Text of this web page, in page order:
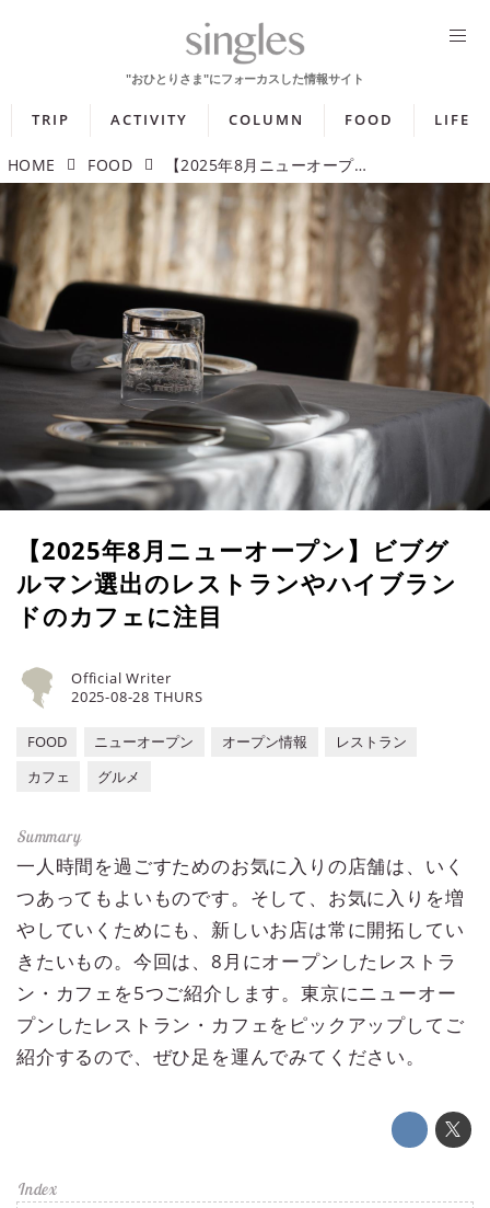
TRIP ACTIVITY COLUMN FOOD LIFE
HOME FOOD 【2025年8月ニューオープン】ビブグルマン選出のレストランやハイブランドのカフェに注目
【2025年8月ニューオープン】ビブグ
ルマン選出のレストランやハイブラン
ドのカフェに注目
2025-08-28 THURS
Official Writer
FOOD ニューオープン オープン情報
レストラン
カフェ
グルメ
一人時間を過ごすためのお気に入りの店舗は、いく
つあってもよいものです。そして、お気に入りを増
やしていくためにも、新しいお店は常に開拓してい
きたいもの。今回は、8月にオープンしたレストラ
ン・カフェを5つご紹介します。東京にニューオー
プンしたレストラン・カフェをピックアップしてご
紹介するので、ぜひ足を運んでみてください。